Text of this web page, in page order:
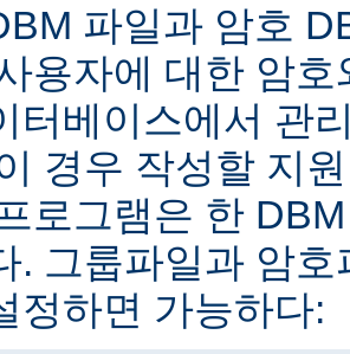
파일과 암호
용자에 대한 암
터베이스에서 관
경우 작성할 지
로그램은 한
. 그룹파일과 암
정하면 가능하다: